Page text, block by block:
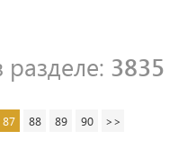
разделе: 3835
87 88 89 90 >>